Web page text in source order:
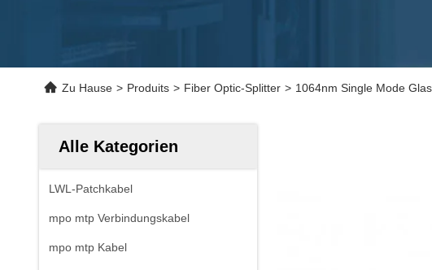
Zu Hause > Produits > Fiber Optic-Splitter > 1064nm Single Mode
Alle Kategorien
LWL-Patchkabel
mpo mtp Verbindungskabel
mpo mtp Kabel